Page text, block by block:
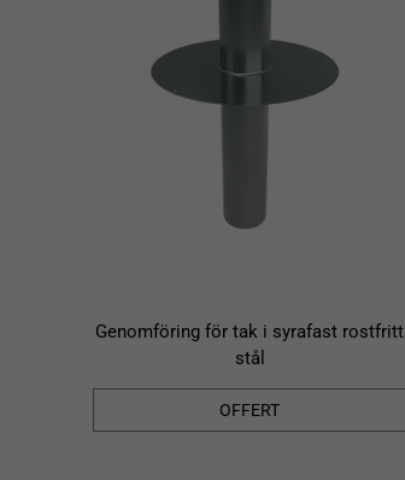
Genomföring för tak i syrafast rostfritt
stål
OFFERT